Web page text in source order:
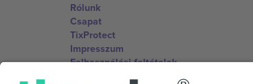
Rólunk
Csapat
TixProtect
Impresszum
Felhasználási feltételek
Partnerprogram